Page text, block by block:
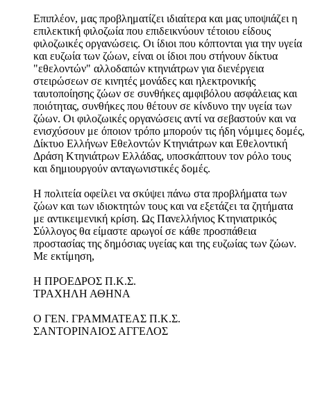
Επιπλέον, μας προβληματίζει ιδιαίτερα και μας υποψιάζει η
επιλεκτική φιλοζωία που επιδεικνύουν τέτοιου είδους
φιλοζωικές οργανώσεις. Οι ίδιοι που κόπτονται για την υγεία
και ευζωία των ζώων, είναι οι ίδιοι που στήνουν δίκτυα
"εθελοντών" αλλοδαπών κτηνιάτρων για διενέργεια
στειρώσεων σε κινητές μονάδες και ηλεκτρονικής
ταυτοποίησης ζώων σε συνθήκες αμφιβόλου ασφάλειας και
ποιότητας, συνθήκες που θέτουν σε κίνδυνο την υγεία των
ζώων. Οι φιλοζωικές οργανώσεις αντί να σεβαστούν και να
ενισχύσουν με όποιον τρόπο μπορούν τις ήδη νόμιμες δομές,
Δίκτυο Ελλήνων Εθελοντών Κτηνιάτρων και Εθελοντική
Δράση Κτηνιάτρων Ελλάδας, υποσκάπτουν τον ρόλο τους
και δημιουργούν ανταγωνιστικές δομές.
Η πολιτεία οφείλει να σκύψει πάνω στα προβλήματα των
ζώων και των ιδιοκτητών τους και να εξετάζει τα ζητήματα
με αντικειμενική κρίση. Ως Πανελλήνιος Κτηνιατρικός
Σύλλογος θα είμαστε αρωγοί σε κάθε προσπάθεια
προστασίας της δημόσιας υγείας και της ευζωίας των ζώων.
Με εκτίμηση,
Η ΠΡΟΕΔΡΟΣ Π.Κ.Σ.
ΤΡΑΧΗΛΗ ΑΘΗΝΑ
Ο ΓΕΝ. ΓΡΑΜΜΑΤΕΑΣ Π.Κ.Σ.
ΣΑΝΤΟΡΙΝΑΙΟΣ ΑΓΓΕΛΟΣ